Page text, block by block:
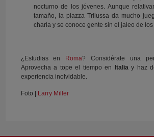
nocturno de los jóvenes. Aunque
tamaño, la piazza Trilussa da mucho
charla y se conoce gente sin el jaleo de los
¿Estudias en Roma? Considérate una
Aprovecha a tope el tiempo en Italia y haz
experiencia inolvidable.
Foto | Larry Miller